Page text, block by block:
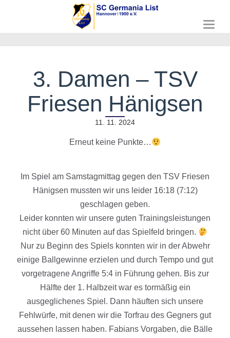
T
n
3. Damen – TSV
Friesen Hänigsen
11. 11. 2024
Erneut keine Punkte…
Im Spiel am Samstagmittag gegen den TSV Friesen
Hänigsen mussten wir uns leider 16:18 (7:12)
geschlagen geben.
Leider konnten wir unsere guten Trainingsleistungen
nicht über 60 Minuten auf das Spielfeld bringen.
Nur zu Beginn des Spiels konnten wir in der Abwehr
einige Ballgewinne erzielen und durch Tempo und gut
vorgetragene Angriffe 5:4 in Führung gehen. Bis zur
Hälfte der 1. Halbzeit war es tormäßig ein
ausgeglichenes Spiel. Dann häuften sich unsere
Fehlwürfe, mit denen wir die Torfrau des Gegners gut
aussehen lassen haben. Fabians Vorgaben, die Bälle